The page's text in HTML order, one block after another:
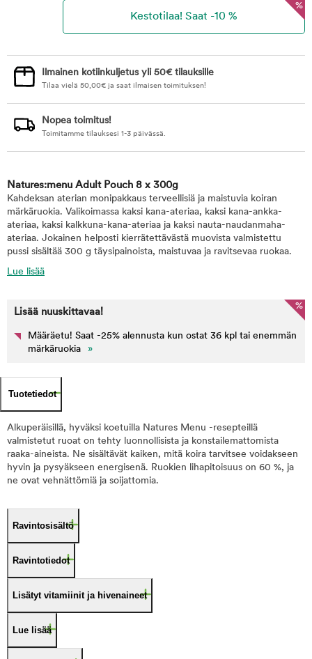
%
Ilmainen kotiinkuljetus yli 50€ tilauksille
Tilaa vielä 50,00€ ja saat ilmaisen toimituksen!
Nopea toimitus!
Toimitamme tilauksesi 1-3 päivässä.
Natures:menu Adult Pouch 8 x 300g
Kahdeksan aterian monipakkaus terveellisiä ja maistuvia koiran
märkäruokia. Valikoimassa kaksi kana-ateriaa, kaksi kana-ankka-
ateriaa, kaksi kalkkuna-kana-ateriaa ja kaksi nauta-naudanmaha-
ateriaa. Jokainen helposti kierrätettävästä muovista valmistettu
pussi sisältää 300 g täysipainoista, maistuvaa ja ravitsevaa ruokaa.
Lue lisää
%
Lisää nuuskittavaa!
Määräetu! Saat -25% alennusta kun ostat 36 kpl tai enemmän
märkäruokia
»
Tuotetiedot
Alkuperäisillä, hyväksi koetuilla Natures Menu -resepteillä
valmistetut ruoat on tehty luonnollisista ja konstailemattomista
raaka-aineista. Ne sisältävät kaiken, mitä koira tarvitsee voidakseen
hyvin ja pysyäkseen energisenä. Ruokien lihapitoisuus on 60 %, ja
ne ovat vehnättömiä ja soijattomia.
Ravintosisältö
Ravintotiedot
Lisätyt vitamiinit ja hivenaineet
Lue lisää